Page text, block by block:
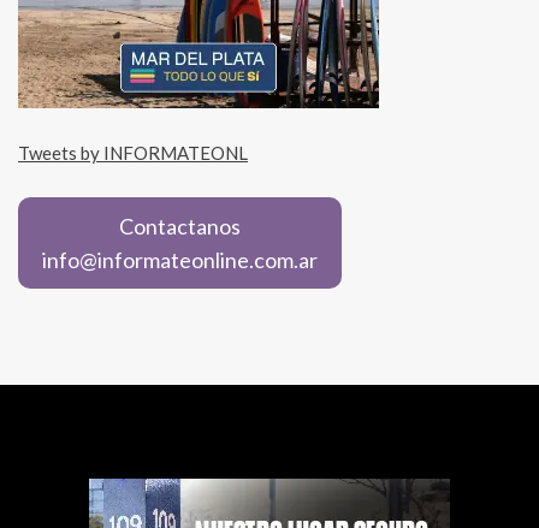
Tweets by INFORMATEONL
Contactanos
info@informateonline.com.ar